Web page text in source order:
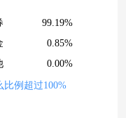
99.19%
0.85%
0.00%
比例超过100%